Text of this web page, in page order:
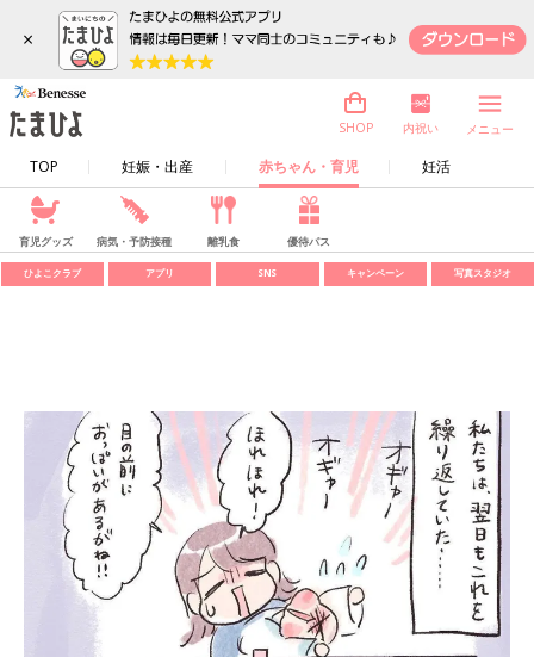
×
TOP 妊娠・出産 赤ちゃん・育児 妊活
SHOP 内祝い メニュー
育児グッズ 病気・予防接種 離乳食 優待パス
ひよこクラブ アプリ SNS キャンペーン 写真スタジオ